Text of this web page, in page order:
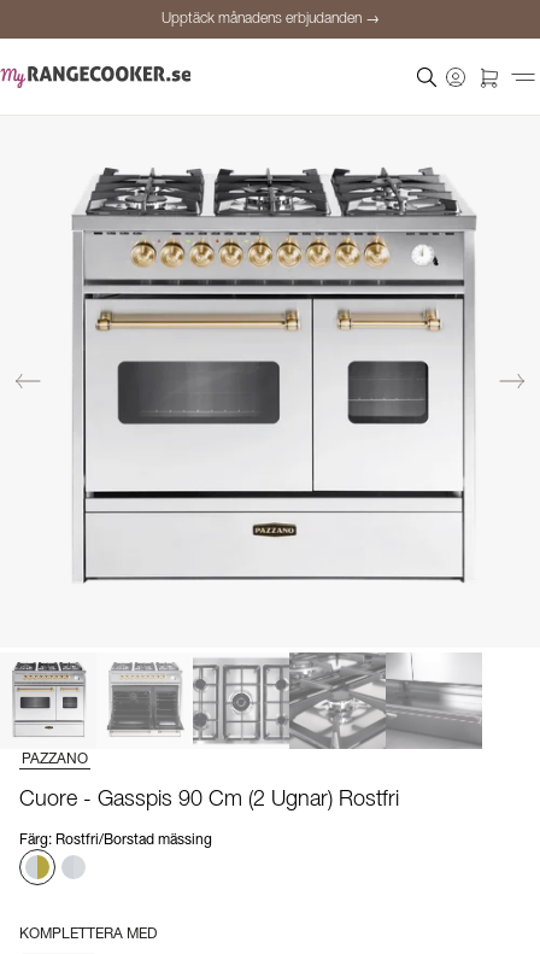
Upptäck månadens erbjudanden →
Personlig rådgivning
Upptäck månadens erbjudanden →
PAZZANO
Cuore - Gasspis 90 Cm (2 Ugnar) Rostfri
Färg: Rostfri/Borstad mässing
KOMPLETTERA MED